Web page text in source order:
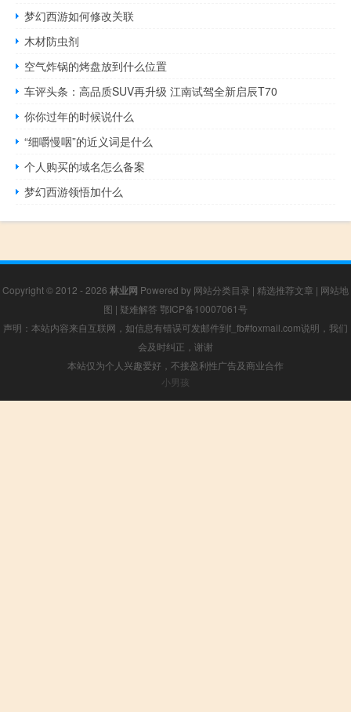
梦幻西游如何修改关联
木材防虫剂
空气炸锅的烤盘放到什么位置
车评头条：高品质SUV再升级 江南试驾全新启辰T70
你你过年的时候说什么
“细嚼慢咽”的近义词是什么
个人购买的域名怎么备案
梦幻西游领悟加什么
Copyright © 2012 - 2026 林业网 Powered by 网站分类目录 | 精选推荐文章 | 网站地
图 | 疑难解答 鄂ICP备10007061号
声明：本站内容来自互联网，如信息有错误可发邮件到f_fb#foxmail.com说明，我们
会及时纠正，谢谢
本站仅为个人兴趣爱好，不接盈利性广告及商业合作
小男孩